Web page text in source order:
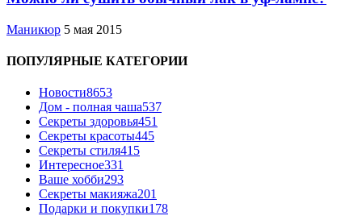
Маникюр 5 мая 2015
ПОПУЛЯРНЫЕ КАТЕГОРИИ
Новости8653
Дом - полная чаша537
Cекреты здоровья451
Секреты красоты445
Секреты стиля415
Интересное331
Ваше хобби293
Секреты макияжа201
Подарки и покупки178